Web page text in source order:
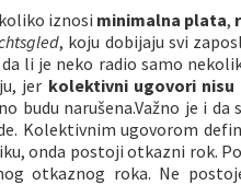
iznosi minimalna plata,
, koju dobijaju svi
li je neko radio samo
jer kolektivni ugovori nisu
budu narušena.Važno je i da
Kolektivnim ugovorom
onda postoji otkazni rok.
otkaznog roka. Ne